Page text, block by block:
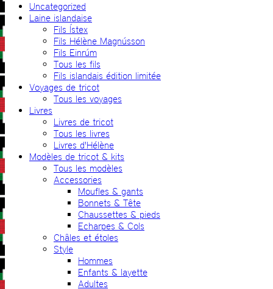
Uncategorized
Laine islandaise
Fils Ístex
Fils Hélène Magnússon
Fils Einrúm
Tous les fils
Fils islandais édition limitée
Voyages de tricot
Tous les voyages
Livres
Livres de tricot
Tous les livres
Livres d'Hélène
Modèles de tricot & kits
Tous les modèles
Accessories
Moufles & gants
Bonnets & Tête
Chaussettes & pieds
Echarpes & Cols
Châles et étoles
Style
Hommes
Enfants & layette
Adultes